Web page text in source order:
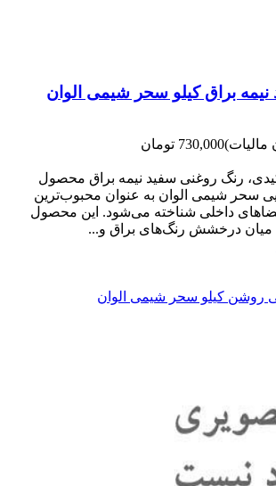
براق کیلو سحر شیمی الوان
مالیات)730,000 تومان
رنگ روغنی سفید نیمه براق محصول
سحر شیمی الوان به عنوان محبوب‌ترین
داخلی شناخته می‌شود. این محصول
میان درخشش رنگ‌های براق و...